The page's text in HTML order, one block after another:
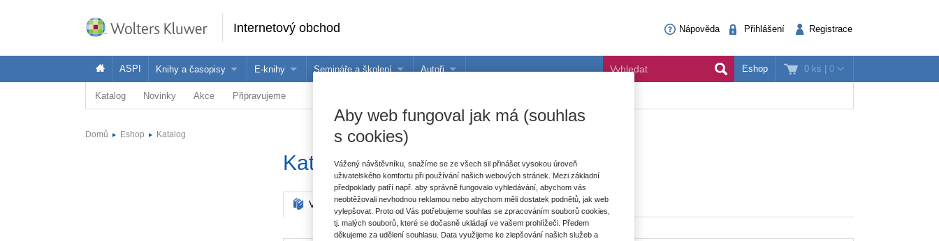
Internetový obchod Nápověda Přihlášení Registrace
0 ks | 0
Eshop
ASPI Knihy a časopisy
Knihy
E-knihy
Jak na naše e-knihy?
Semináře a školení
Školení ASPI, Libra a Praetor
Autoři
PublishOne
Katalog Novinky Akce Připravujeme
Domů Eshop Katalog
Katalog
Všechny produkty
Aby web fungoval jak má (souhlas
s cookies)
Vážený návštěvníku, snažíme se ze všech sil přinášet vysokou úroveň
uživatelského komfortu při používání našich webových stránek. Mezi základní
předpoklady patří např. aby správně fungovalo vyhledávání, abychom vás
neobtěžovali nevhodnou reklamou nebo abychom měli dostatek podnětů, jak web
vylepšovat. Proto od Vás potřebujeme souhlas se zpracováním souborů cookies,
tj. malých souborů, které se dočasně ukládají ve vašem prohlížeči. Předem
děkujeme za udělení souhlasu. Data využijeme ke zlepšování našich služeb a